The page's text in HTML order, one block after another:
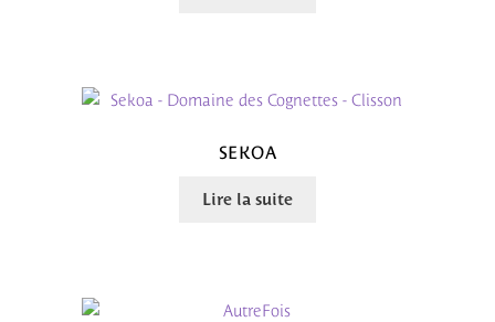
SEKOA
Lire la suite